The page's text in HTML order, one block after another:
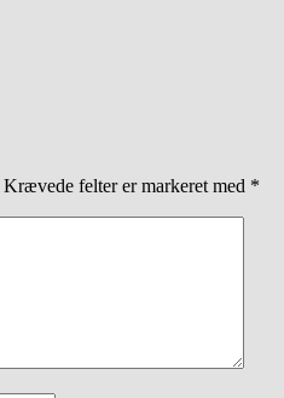
Krævede felter er markeret med *